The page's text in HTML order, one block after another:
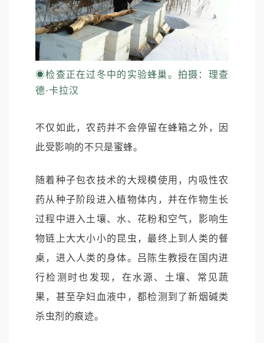
◉检查正在过冬中的实验蜂巢。拍摄：理查
德·卡拉汉
不仅如此，农药并不会停留在蜂箱之外，因
此受影响的不只是蜜蜂。
随着种子包衣技术的大规模使用，内吸性农
药从种子阶段进入植物体内，并在作物生长
过程中进入土壤、水、花粉和空气，影响生
物链上大大小小的昆虫，最终上到人类的餐
桌，进入人类的身体。吕陈生教授在国内进
行检测时也发现，在水源、土壤、常见蔬
果，甚至孕妇血液中，都检测到了新烟碱类
杀虫剂的痕迹。